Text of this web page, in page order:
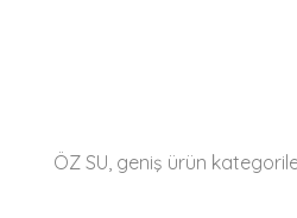
ÖZ SU, geniş ürün